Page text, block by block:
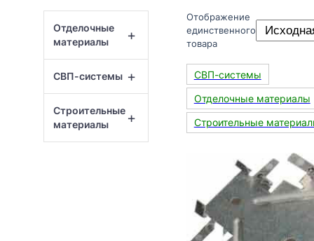
+
Отделочные
материалы
+
СВП-системы
+
Строительные
материалы
Отображение
единственного
товара
СВП-системы
Отделочные материалы
Строительные